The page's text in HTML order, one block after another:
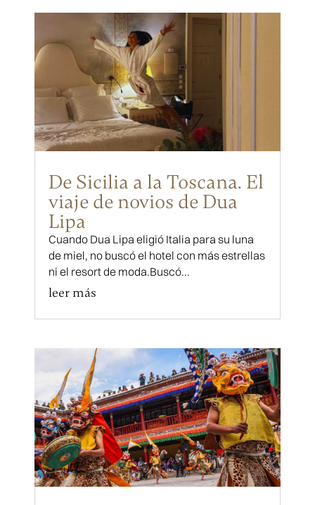
De Sicilia a la Toscana. El
viaje de novios de Dua
Lipa
Cuando Dua Lipa eligió Italia para su luna
de miel, no buscó el hotel con más estrellas
ni el resort de moda.Buscó...
leer más